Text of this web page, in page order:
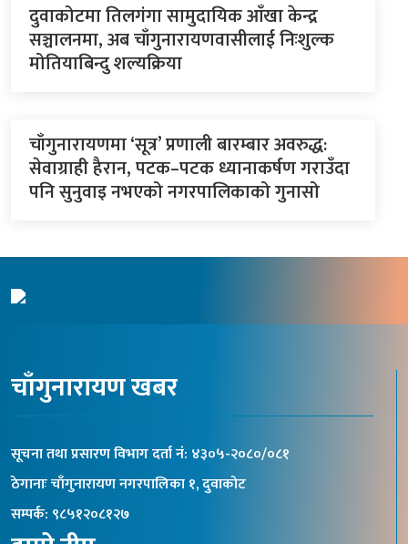
दुवाकोटमा तिलगंगा सामुदायिक आँखा केन्द्र
सञ्चालनमा, अब चाँगुनारायणवासीलाई निःशुल्क
मोतियाबिन्दु शल्यक्रिया
चाँगुनारायणमा ‘सूत्र’ प्रणाली बारम्बार अवरुद्ध:
सेवाग्राही हैरान, पटक–पटक ध्यानाकर्षण गराउँदा
पनि सुनुवाइ नभएको नगरपालिकाको गुनासो
चाँगुनारायण खबर
सूचना तथा प्रसारण विभाग दर्ता नंं: ४३०५-२०८०/०८१
ठेगानाः चाँगुनारायण नगरपालिका १, दुवाकोट
सम्पर्क: ९८५१२०८१२७